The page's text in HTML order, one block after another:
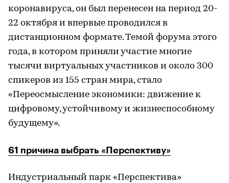
коронавируса, он был перенесен на период 20-
22 октября и впервые проводился в
дистанционном формате. Темой форума этого
года, в котором приняли участие многие
тысячи виртуальных участников и около 300
спикеров из 155 стран мира, стало
«Переосмысление экономики: движение к
цифровому, устойчивому и жизнеспособному
будущему».
61 причина выбрать «Перспективу»
Индустриальный парк «Перспектива»